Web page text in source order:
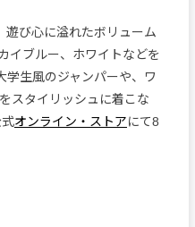
遊び心に溢れたボリューム
イブルー、ホワイトなどを
学生風のジャンパーや、ワ
スタイリッシュに着こな
オンライン・ストアにて8